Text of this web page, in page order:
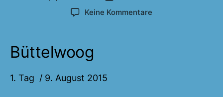
Keine Kommentare
Büttelwoog
1. Tag / 9. August 2015